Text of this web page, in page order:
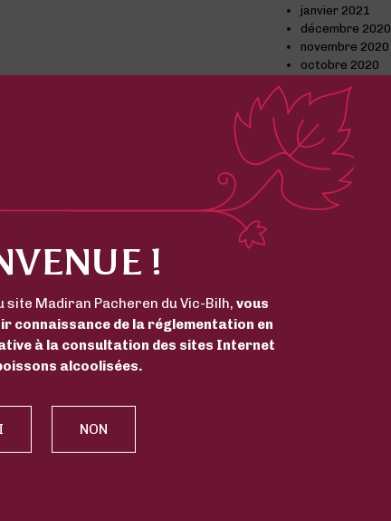
janvier 2021
décembre 2020
novembre 2020
octobre 2020
septembre 2020
août 2020
juillet 2020
juin 2020
mai 2020
avril 2020
mars 2020
février 2020
!
site Madiran Pacheren du Vic-Bilh, vous
connaissance de la réglementation en
à la consultation des sites Internet
alcoolisées.